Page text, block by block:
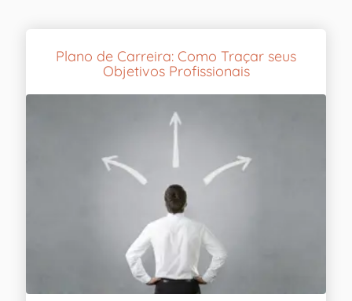
Plano de Carreira: Como Traçar seus
Objetivos Profissionais